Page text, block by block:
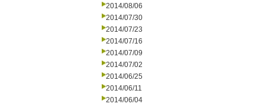
2014/08/06
2014/07/30
2014/07/23
2014/07/16
2014/07/09
2014/07/02
2014/06/25
2014/06/11
2014/06/04